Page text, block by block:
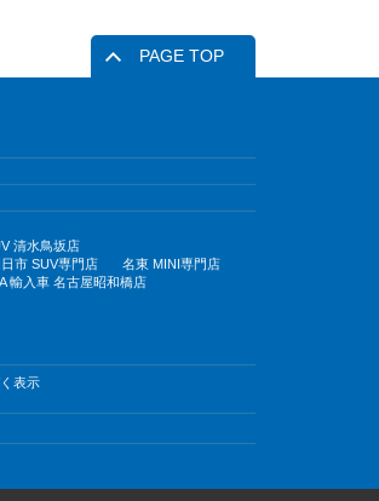
PAGE TOP
清水鳥坂店
日市 SUV専門店
名東 MINI専門店
輸入車 名古屋昭和橋店
表示